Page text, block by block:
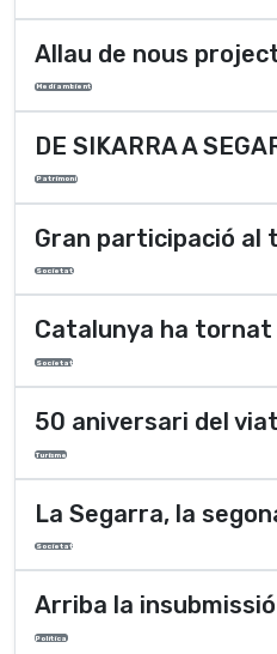
Allau de nous
Medi ambient
DE SIKARRA A
Patrimoni
Gran participació al
Societat
Catalunya ha
Societat
50 aniversari del
Turisme
La Segarra, la
Societat
Arriba la
Polí­tica